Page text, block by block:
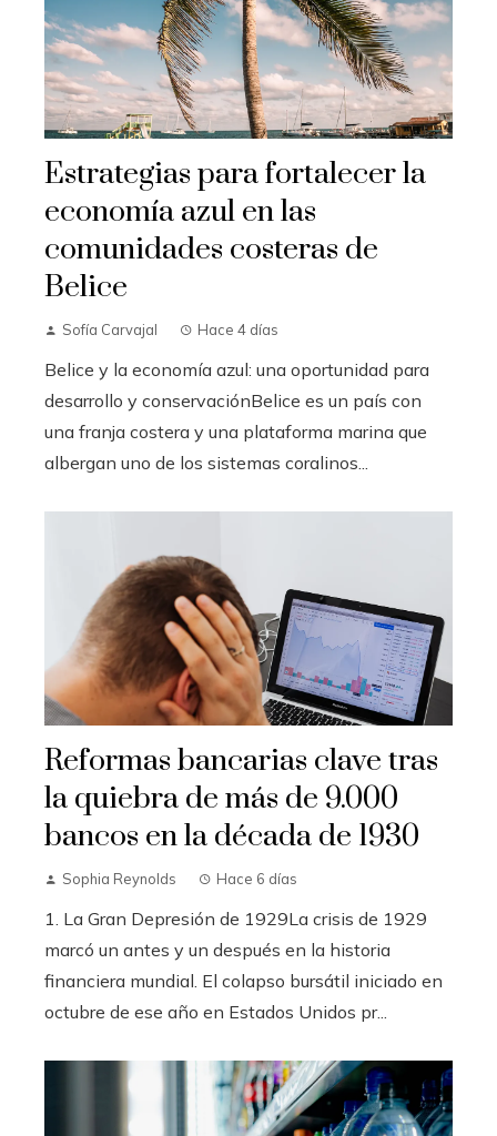
Estrategias para fortalecer la
economía azul en las
comunidades costeras de
Belice
Sofía Carvajal Hace 4 días
Belice y la economía azul: una oportunidad para
desarrollo y conservaciónBelice es un país con
una franja costera y una plataforma marina que
albergan uno de los sistemas coralinos...
Reformas bancarias clave tras
la quiebra de más de 9.000
bancos en la década de 1930
Sophia Reynolds Hace 6 días
1. La Gran Depresión de 1929La crisis de 1929
marcó un antes y un después en la historia
financiera mundial. El colapso bursátil iniciado en
octubre de ese año en Estados Unidos pr...